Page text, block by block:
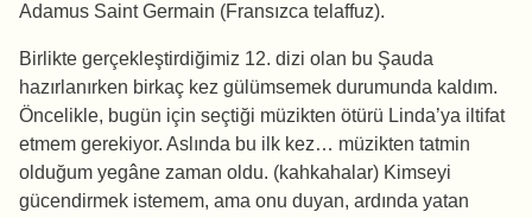
Adamus Saint Germain (Fransızca telaffuz).
Birlikte gerçekleştirdiğimiz 12. dizi olan bu Şauda
hazırlanırken birkaç kez gülümsemek durumunda kaldım.
Öncelikle, bugün için seçtiği müzikten ötürü Linda’ya iltifat
etmem gerekiyor. Aslında bu ilk kez… müzikten tatmin
olduğum yegâne zaman oldu. (kahkahalar) Kimseyi
gücendirmek istemem, ama onu duyan, ardında yatan